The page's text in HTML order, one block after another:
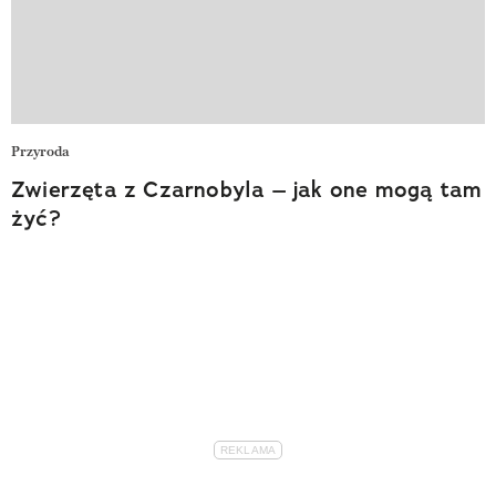
Przyroda
Zwierzęta z Czarnobyla – jak one mogą tam
żyć?